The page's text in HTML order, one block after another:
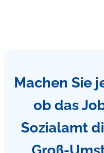
Machen Sie
ob das
Sozialamt